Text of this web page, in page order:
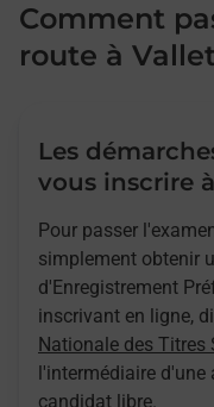
Comment
route à Vallet
Les
vous inscrire
Pour passer
simplement obtenir
d'Enregistrement
inscrivant en ligne,
Nationale des Titres
l'intermédiaire
candidat libre.